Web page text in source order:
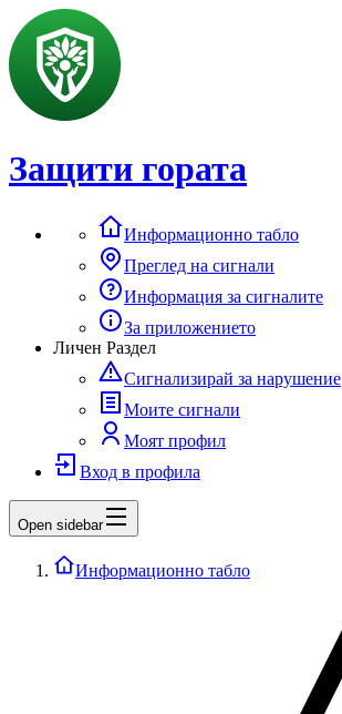
Защити гората
Информационно табло
Преглед на сигнали
Информация за сигналите
За приложението
Личен Раздел
Сигнализирай за нарушение
Моите сигнали
Моят профил
Вход в профила
Open sidebar
Информационно табло